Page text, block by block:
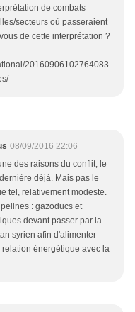
de combats
secteurs où passeraient
de cette interprétation ?
20160906102764083
08/09/2016 22:06
des raisons du conflit, le
déjà. Mais pas le
tel, relativement modeste.
: gazoducs et
devant passer par la
syrien afin d'alimenter
relation énergétique avec la